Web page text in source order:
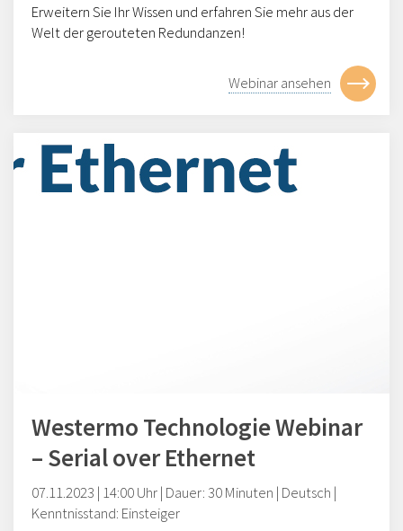
Erweitern Sie Ihr Wissen und erfahren Sie mehr aus der
Welt der gerouteten Redundanzen!
Webinar ansehen
Westermo Technologie Webinar
– Serial over Ethernet
07.11.2023 | 14:00 Uhr | Dauer: 30 Minuten | Deutsch |
Kenntnisstand: Einsteiger